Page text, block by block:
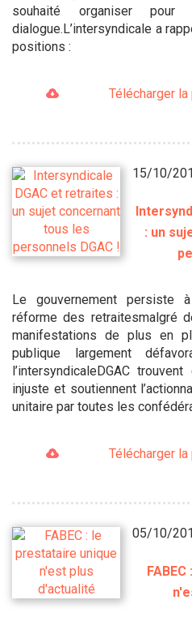
souhaité organiser
dialogue.L’intersyndicale a
positions :
Télécharger
15/10/
: un
Le gouvernement persiste
réforme des retraitesmalgré
manifestations de plus en
publique largement
l’intersyndicaleDGAC
injuste et soutiennent
unitaire par toutes les
Télécharger
05/10/